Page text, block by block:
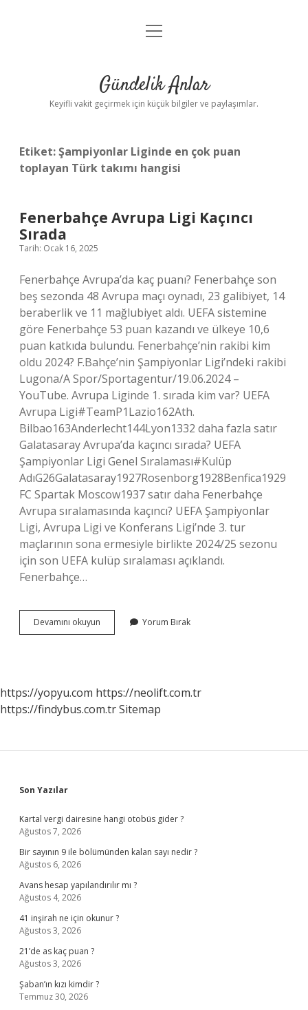
Anasayfa
Yasal Uyarı
menüyü
Gündelik Anlar
Keyifli vakit geçirmek için küçük bilgiler ve paylaşımlar.
Etiket:Şampiyonlar Liginde en çok puan
toplayan Türk takımı hangisi
Fenerbahçe Avrupa Ligi Kaçıncı
Sırada
Tarih: Ocak 16, 2025
Fenerbahçe Avrupa’da kaç puanı? Fenerbahçe son
beş sezonda 48 Avrupa maçı oynadı, 23 galibiyet, 14
beraberlik ve 11 mağlubiyet aldı. UEFA sistemine
göre Fenerbahçe 53 puan kazandı ve ülkeye 10,6
puan katkıda bulundu. Fenerbahçe’nin rakibi kim
oldu 2024? F.Bahçe’nin Şampiyonlar Ligi’ndeki rakibi
Lugona/A Spor/Sportagentur/19.06.2024 –
YouTube. Avrupa Liginde 1. sırada kim var? UEFA
Avrupa Ligi#TeamP1Lazio162Ath.
Bilbao163Anderlecht144Lyon1332 daha fazla satır
Galatasaray Avrupa’da kaçıncı sırada? UEFA
Şampiyonlar Ligi Genel Sıralaması#Kulüp
AdıG26Galatasaray1927Rosenborg1928Benfica1929
FC Spartak Moscow1937 satır daha Fenerbahçe
Avrupa sıralamasında kaçıncı? UEFA Şampiyonlar
Ligi, Avrupa Ligi ve Konferans Ligi’nde 3. tur
maçlarının sona ermesiyle birlikte 2024/25 sezonu
için son UEFA kulüp sıralaması açıklandı.
Fenerbahçe…
Devamını okuyun Fenerbahçe
Avrupa
Yorum Bırak
https://yopyu.com https://neolift.com.tr
https://findybus.com.trSitemap
Sidebar
Son Yazılar
Kartal vergi dairesine hangi otobüs gider ?
Ağustos 7, 2026
Bir sayının 9 ile bölümünden kalan sayı nedir ?
Ağustos 6, 2026
Avans hesap yapılandırılır mı ?
Ağustos 4, 2026
41 inşirah ne için okunur ?
Ağustos 3, 2026
21’de as kaç puan ?
Ağustos 3, 2026
Şaban’ın kızı kimdir ?
Temmuz 30, 2026